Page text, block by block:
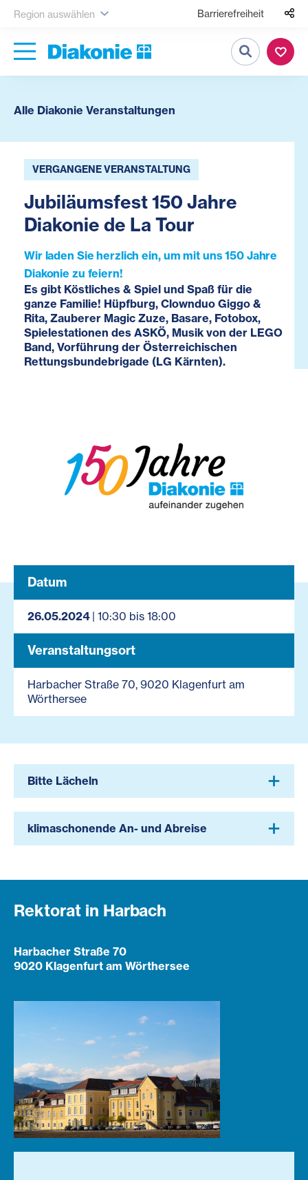
Region auswählen Barrierefreiheit
Suche
Alle Diakonie Veranstaltungen
VERGANGENE VERANSTALTUNG
Jubiläumsfest 150 Jahre
Diakonie de La Tour
Wir laden Sie herzlich ein, um mit uns 150 Jahre
Diakonie zu feiern!
Es gibt Köstliches & Spiel und Spaß für die
ganze Familie! Hüpfburg, Clownduo Giggo &
Rita, Zauberer Magic Zuze, Basare, Fotobox,
Spielestationen des ASKÖ, Musik von der LEGO
Band, Vorführung der Österreichischen
Rettungsbundebrigade (LG Kärnten).
Datum
26.05.2024| 10:30 bis 18:00
Veranstaltungsort
Harbacher Straße 70, 9020 Klagenfurt am
Wörthersee
Bitte Lächeln
klimaschonende An- und Abreise
Rektorat in Harbach
Harbacher Straße 70
9020 Klagenfurt am Wörthersee